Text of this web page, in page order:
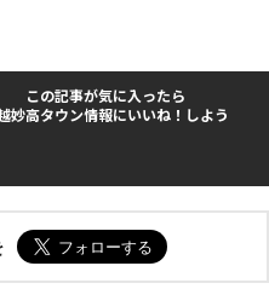
この記事が気に入ったら
妙高タウン情報にいいね！しよう